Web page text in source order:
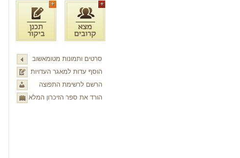
סרטים ותמונות מטומאשוב
הוסף עדות למאגר העדויות
הרשם לרשימת התפוצה
הורד את ספר הזיכרון המלא